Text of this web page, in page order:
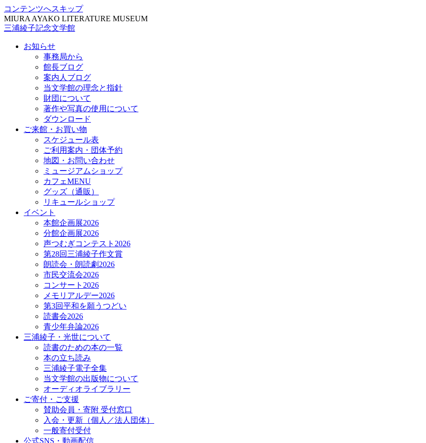
コンテンツへスキップ
MIURA AYAKO LITERATURE MUSEUM
三浦綾子記念文学館
お知らせ
事務局から
館長ブログ
案内人ブログ
当文学館の理念と指針
財団について
著作や写真の使用について
ダウンロード
ご来館・お買い物
スケジュール表
ご利用案内・団体予約
地図・お問い合わせ
ミュージアムショップ
カフェMENU
グッズ（通販）
リキュールショップ
イベント
本館企画展2026
分館企画展2026
声つむぎコンテスト2026
第28回三浦綾子作文賞
朗読会・朗読劇2026
市民交流会2026
コンサート2026
メモリアルデー2026
第3回平和を願うつどい
読書会2026
青少年弁論2026
三浦綾子・光世について
読書のための本の一覧
本の立ち読み
三浦綾子電子全集
当文学館の出版物について
オーディオライブラリー
ご寄付・ご支援
賛助会員・寄附 受付窓口
入会・更新（個人／法人団体）
一般寄付受付
公式SNS・動画配信